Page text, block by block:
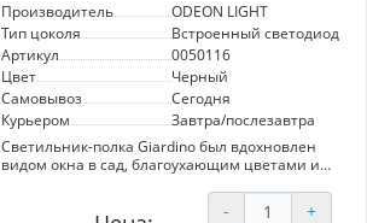
Производитель
ODEON LIGHT
Тип цоколя
Встроенный светодиод
Артикул
0050116
Цвет
Черный
Самовывоз
Сегодня
Курьером
Завтра/послезавтра
Светильник-полка Giardino был вдохновлен
видом окна в сад, благоухающим цветами и
каменного шпона, прожилки которого
- +